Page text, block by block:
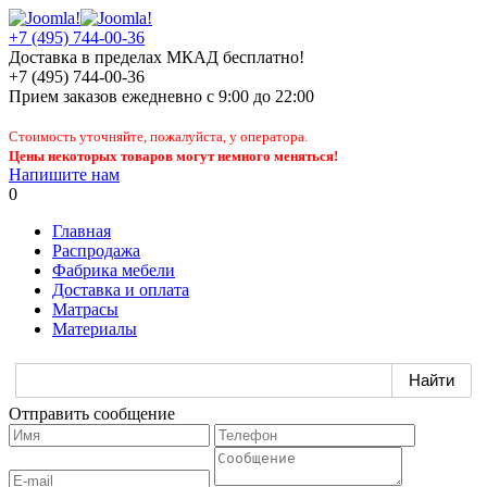
+7 (495) 744-00-36
Доставка в пределах МКАД бесплатно!
+7 (495) 744-00-36
Прием заказов ежедневно с 9:00 до 22:00
Стоимость уточняйте, пожалуйста, у оператора.
Цены некоторых товаров могут немного меняться!
Напишите нам
0
Главная
Распродажа
Фабрика мебели
Доставка и оплата
Матрасы
Материалы
Отправить сообщение